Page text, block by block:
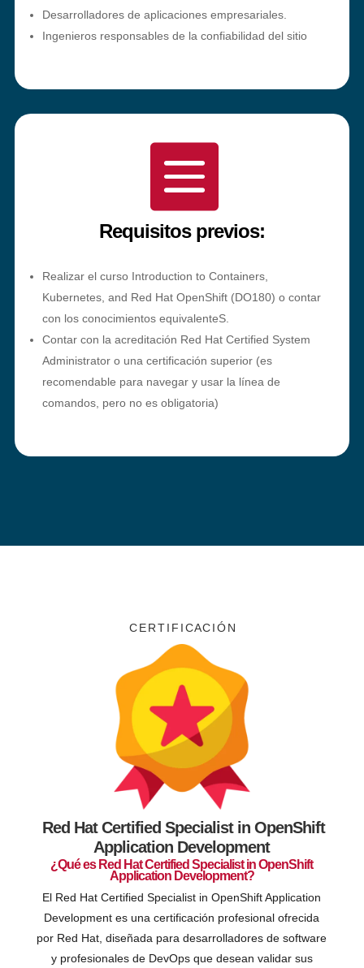
Desarrolladores de aplicaciones empresariales.
Ingenieros responsables de la confiabilidad del sitio

Requisitos previos:
Realizar el curso Introduction to Containers,
Kubernetes, and Red Hat OpenShift (DO180) o contar
con los conocimientos equivalenteS.
Contar con la acreditación Red Hat Certified System
Administrator o una certificación superior (es
recomendable para navegar y usar la línea de
comandos, pero no es obligatoria)
C E R T I F I C A C I Ó N
Red Hat Certified Specialist in OpenShift
Application Development
¿Qué es Red Hat Certified Specialist in OpenShift
Application Development?
El Red Hat Certified Specialist in OpenShift Application
Development es una certificación profesional ofrecida
por Red Hat, diseñada para desarrolladores de software
y profesionales de DevOps que desean validar sus